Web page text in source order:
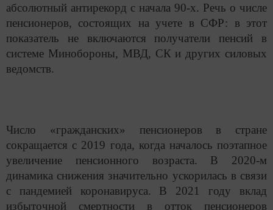
абсолютный антирекорд с начала 90-х. Речь о числе
пенсионеров, состоящих на учете в СФР: в этот
показатель не включаются получатели пенсий в
системе Минобороны, МВД, СК и других силовых
ведомств.
Число «гражданских» пенсионеров в стране
сокращается с 2019 года, когда началось поэтапное
увеличение пенсионного возраста. В 2020-м
динамика снижения значительно ускорилась в связи
с пандемией коронавируса. В 2021 году вклад
избыточной смертности в отток пенсионеров